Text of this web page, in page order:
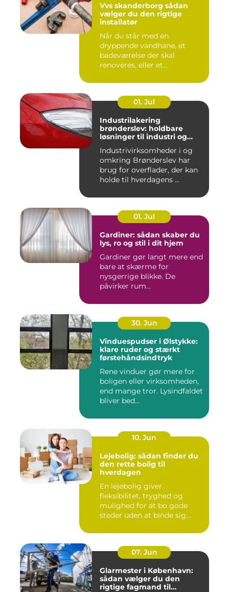
Vvs skanderborg sådan
vælger du den rigtige
installatør
Når du står med en
dryppende vandhane, et
badeværelse der skal
renoveres, eller et
01. Jul
Industrilakering
brønderslev: holdbare
løsninger til industri og
Industrivirksomheder i og
omkring Brønderslev har
brug for overflader, der kan
holde til hverdagens ...
01. Jul
Gardiner: sådan skaber du
lys, ro og stil i dit hjem
Gardiner gør langt mere end
bare at skærme for
nysgerrige blikke. De
påvirker rum...
30. Jun
Vinduespudser i Ølstykke:
klare ruder og stærkt
førstehåndsindtryk
Rene vinduer gør mere for
boligen eller virksomheden,
end mange tror. Lysindfaldet
bliver bed...
10. Jun
Lejebolig: sådan finder du
den rette bolig til
hverdagen
En lejebolig giver
fleksibilitet, tryghed og
mulighed for at bo gode
steder uden at binde sig
07. Jun
Glarmester i København:
sådan vælger du den
rigtige fagmand til